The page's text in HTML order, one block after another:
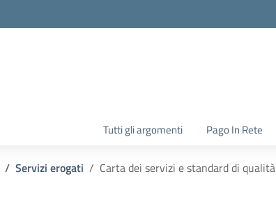
Tutti gli argomenti Pago In Rete
Servizi erogati Carta dei servizi e standard di qualità